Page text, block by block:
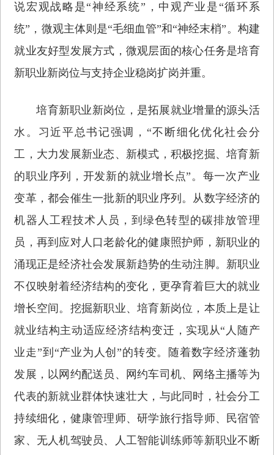
说宏观战略是“神经系统”，中观产业是“循环系
统”，微观主体则是“毛细血管”和“神经末梢”。构建
就业友好型发展方式，微观层面的核心任务是培育
新职业新岗位与支持企业稳岗扩岗并重。
培育新职业新岗位，是拓展就业增量的源头活
水。习近平总书记强调，“不断细化优化社会分
工，大力发展新业态、新模式，积极挖掘、培育新
的职业序列，开发新的就业增长点”。每一次产业
变革，都会催生一批新的职业序列。从数字经济的
机器人工程技术人员，到绿色转型的碳排放管理
员，再到应对人口老龄化的健康照护师，新职业的
涌现正是经济社会发展新趋势的生动注脚。新职业
不仅映射着经济结构的变化，更孕育着巨大的就业
增长空间。挖掘新职业、培育新岗位，本质上是让
就业结构主动适应经济结构变迁，实现从“人随产
业走”到“产业为人创”的转变。随着数字经济蓬勃
发展，以网约配送员、网约车司机、网络主播等为
代表的新就业群体快速壮大，与此同时，社会分工
持续细化，健康管理师、研学旅行指导师、民宿管
家、无人机驾驶员、人工智能训练师等新职业不断